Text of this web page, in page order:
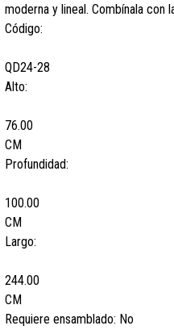
moderna y lineal. Combínala con
Código:
QD24-28
Alto:
76.00
CM
Profundidad:
100.00
CM
Largo:
244.00
CM
Requiere ensamblado: No